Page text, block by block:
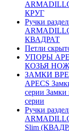
КРУГ
Ручки
КВАДРАТ
Петли
УПОРЫ
КОЗЬЯ
ЗАМКИ
APECS
серии Замки
серии
Ручки
Slim